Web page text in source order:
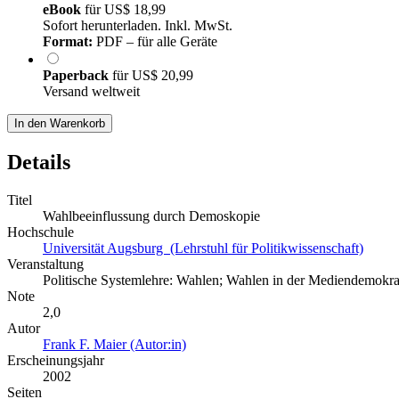
eBook fürUS$ 18,99
Sofort herunterladen. Inkl. MwSt.
Format: PDF – für alle Geräte
Paperback fürUS$ 20,99
Versand weltweit
In den Warenkorb
Details
Titel
Wahlbeeinflussung durch Demoskopie
Hochschule
Universität Augsburg (Lehrstuhl für Politikwissenschaft)
Veranstaltung
Politische Systemlehre: Wahlen; Wahlen in der
Note
2,0
Autor
Frank F. Maier (Autor:in)
Erscheinungsjahr
2002
Seiten